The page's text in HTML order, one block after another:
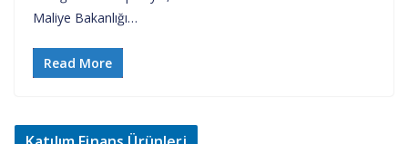
Maliye Bakanlığı…
Read More